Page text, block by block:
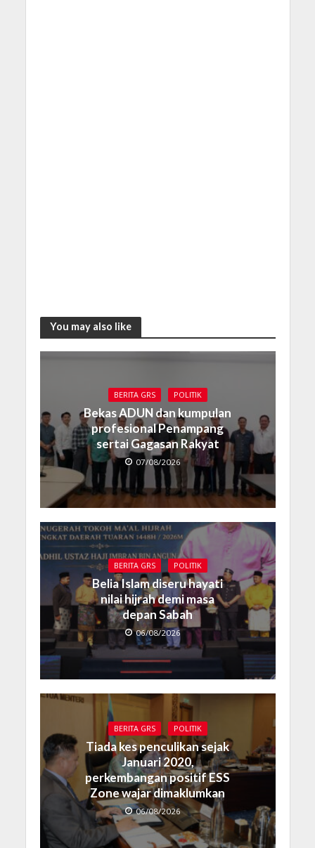
You may also like
BERITA GRS POLITIK
Bekas ADUN dan kumpulan
profesional Penampang
sertai Gagasan Rakyat
07/08/2026
BERITA GRS POLITIK
Belia Islam diseru hayati
nilai hijrah demi masa
depan Sabah
06/08/2026
BERITA GRS POLITIK
Tiada kes penculikan sejak
Januari 2020,
perkembangan positif ESS
Zone wajar dimaklumkan
06/08/2026